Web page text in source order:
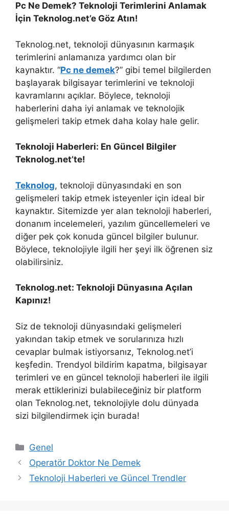
Pc Ne Demek? Teknoloji Terimlerini Anlamak
İçin Teknolog.net’e Göz Atın!
Teknolog.net, teknoloji dünyasının karmaşık
terimlerini anlamanıza yardımcı olan bir
kaynaktır. “Pc ne demek?” gibi temel bilgilerden
başlayarak bilgisayar terimlerini ve teknoloji
kavramlarını açıklar. Böylece, teknoloji
haberlerini daha iyi anlamak ve teknolojik
gelişmeleri takip etmek daha kolay hale gelir.
Teknoloji Haberleri: En Güncel Bilgiler
Teknolog.net’te!
Teknolog, teknoloji dünyasındaki en son
gelişmeleri takip etmek isteyenler için ideal bir
kaynaktır. Sitemizde yer alan teknoloji haberleri,
donanım incelemeleri, yazılım güncellemeleri ve
diğer pek çok konuda güncel bilgiler bulunur.
Böylece, teknolojiyle ilgili her şeyi ilk öğrenen siz
olabilirsiniz.
Teknolog.net: Teknoloji Dünyasına Açılan
Kapınız!
Siz de teknoloji dünyasındaki gelişmeleri
yakından takip etmek ve sorularınıza hızlı
cevaplar bulmak istiyorsanız, Teknolog.net’i
keşfedin. Trendyol bildirim kapatma, bilgisayar
terimleri ve en güncel teknoloji haberleri ile ilgili
merak ettiklerinizi bulabileceğiniz bir platform
olan Teknolog.net, teknolojiyle dolu dünyada
sizi bilgilendirmek için burada!
Kategoriler
Genel
Operatör Doktor Ne Demek
Teknoloji Haberleri ve Güncel Trendler